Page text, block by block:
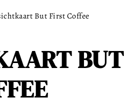
But First Coffee
BUT